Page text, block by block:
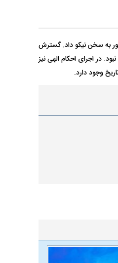
به سخن نیکو داد. گسترش
در اجرای احکام الهی نیز
وجود دارد.